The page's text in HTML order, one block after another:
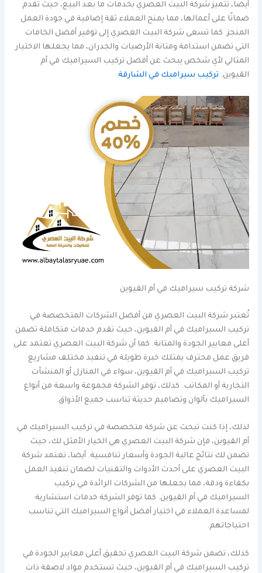
أيضا، تتميز شركة البيت العصري بخدمات ما بعد البيع، حيث تقدم
ضمانًا على أعمالها، مما يمنح العملاء ثقة إضافية في جودة العمل
المنجز. كما تسعى شركة البيت العصري إلى توفير أفضل الخامات
التي تضمن استدامة ومتانة الأرضيات والجدران، مما يجعلها الاختيار
المثالي لأي شخص يبحث عن أفضل تركيب السيراميك في أم
القيوين. تركيب سيراميك في الشارقة
شركة تركيب سيراميك في أم القيوين
تُعتبر شركة البيت العصري من أفضل الشركات المتخصصة في
تركيب السيراميك في أم القيوين، حيث تقدم خدمات متكاملة تضمن
أعلى معايير الجودة والمتانة. كما أن شركة البيت العصري تعتمد على
فريق عمل محترف يمتلك خبرة طويلة في تنفيذ مختلف مشاريع
تركيب السيراميك في أم القيوين، سواء في المنازل أو المنشآت
التجارية أو المكاتب. كذلك، توفر الشركة مجموعة واسعة من أنواع
السيراميك بألوان وتصاميم حديثة تناسب جميع الأذواق.
لذلك، إذا كنت تبحث عن شركة متخصصة في تركيب السيراميك في
أم القيوين، فإن شركة البيت العصري هي الخيار الأمثل لك، حيث
تضمن لك نتائج عالية الجودة وأسعار تنافسية. أيضا، تعتمد شركة
البيت العصري على أحدث الأدوات والتقنيات لضمان تنفيذ العمل
بكفاءة ودقة، مما يجعلها من الشركات الرائدة في تركيب
السيراميك في أم القيوين. كما توفر الشركة خدمات استشارية
لمساعدة العملاء في اختيار أفضل أنواع السيراميك التي تناسب
احتياجاتهم.
كذلك، تضمن شركة البيت العصري تحقيق أعلى معايير الجودة في
تركيب السيراميك في أم القيوين، حيث تستخدم مواد لاصقة ذات